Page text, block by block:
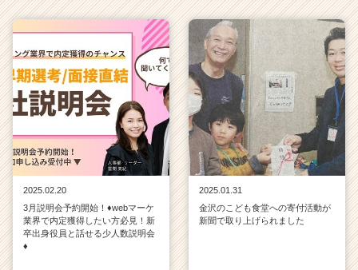
2025.02.20
3月説明会予約開始！♦webマーケ
業界で内定獲得したい方必見！新
卒出身役員と話せる少人数説明会
♦
2025.01.31
金沢のこども食堂への寄付活動が
新聞で取り上げられました